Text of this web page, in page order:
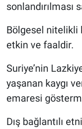
Bölgesel nitelikli
etkin ve faaldir.
Suriye’nin
yaşanan kaygı
emaresi
Dış bağlantılı